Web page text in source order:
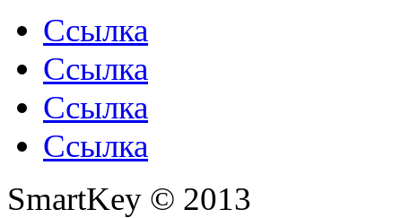
Ссылка
Ссылка
Ссылка
Ссылка
SmartKey © 2013